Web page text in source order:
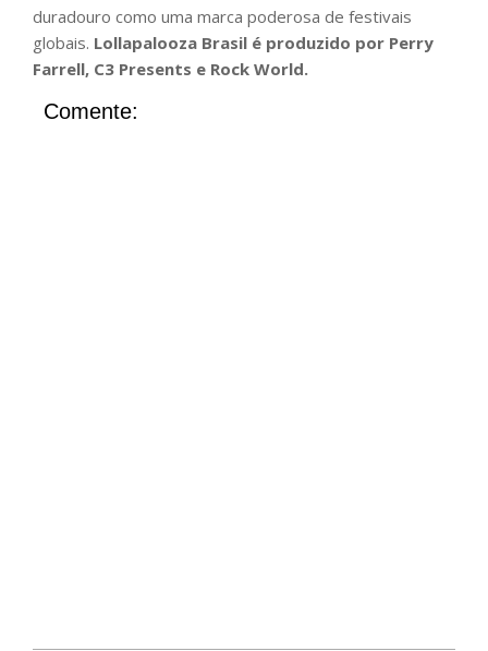
duradouro como uma marca poderosa de festivais
globais. Lollapalooza Brasil é produzido por Perry
Farrell, C3 Presents e Rock World.
Comente: